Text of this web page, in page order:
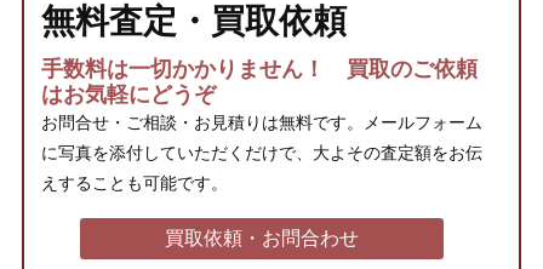
無料査定・買取依頼
手数料は一切かかりません！ 買取のご依頼
はお気軽にどうぞ
お問合せ・ご相談・お見積りは無料です。メールフォーム
に写真を添付していただくだけで、大よその査定額をお伝
えすることも可能です。
買取依頼・お問合わせ